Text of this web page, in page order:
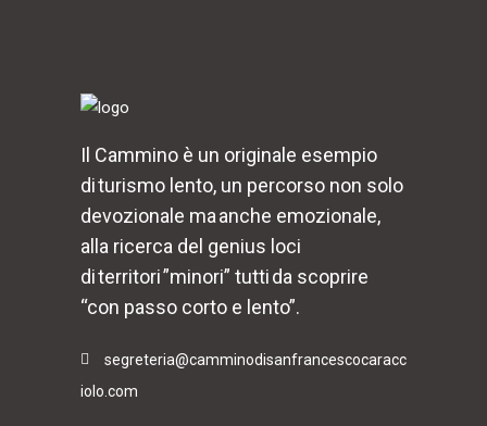
Il Cammino è un originale esempio
di turismo lento, un percorso non solo
devozionale ma anche emozionale,
alla ricerca del genius loci
di territori ”minori” tutti da scoprire
“con passo corto e lento”.
segreteria@camminodisanfrancescocaracc
iolo.com